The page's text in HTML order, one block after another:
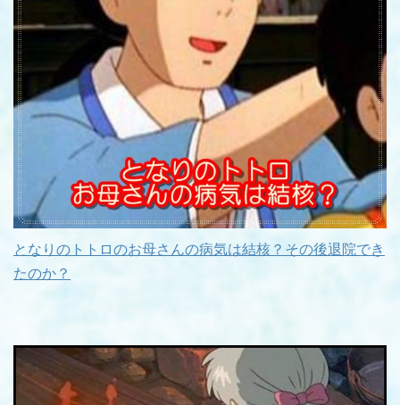
となりのトトロのお母さんの病気は結核？その後退院でき
たのか？